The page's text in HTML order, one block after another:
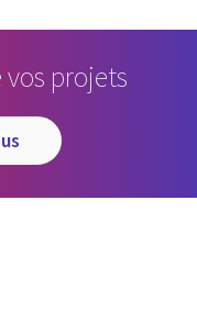
vos projets